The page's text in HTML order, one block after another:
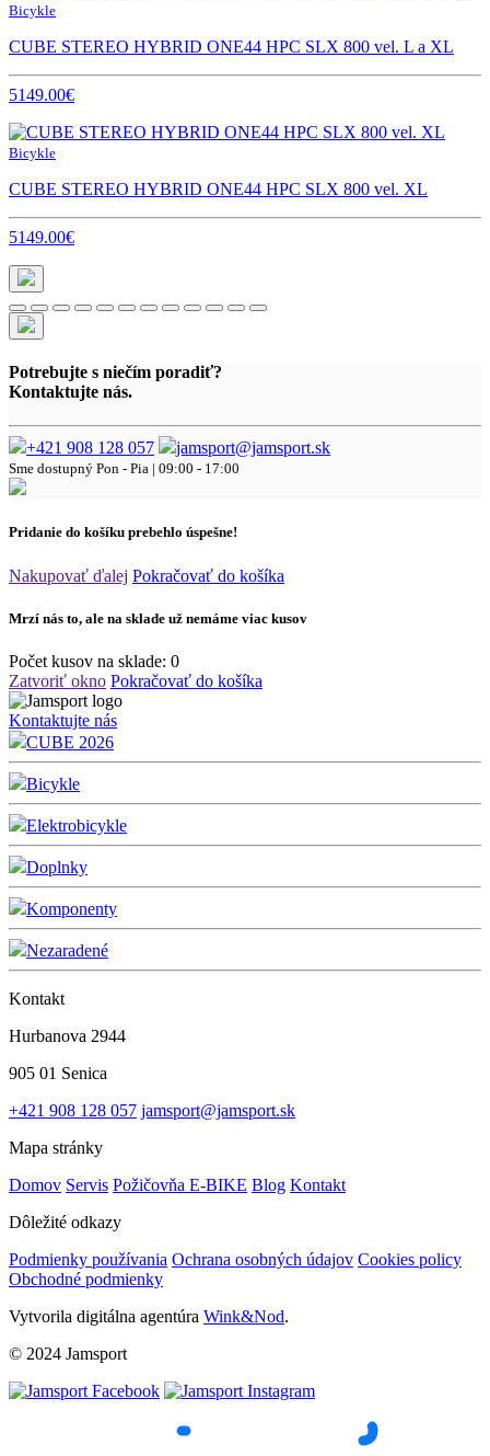
Bicykle
CUBE STEREO HYBRID ONE44 HPC SLX 800 vel. L a XL
5149.00€
Bicykle
CUBE STEREO HYBRID ONE44 HPC SLX 800 vel. XL
5149.00€
Potrebujte s niečím poradiť?
Kontaktujte nás.
+421 908 128 057 jamsport@jamsport.sk
Sme dostupný Pon - Pia | 09:00 - 17:00
Pridanie do košíku prebehlo úspešne!
Nakupovať ďalej Pokračovať do košíka
Mrzí nás to, ale na sklade už nemáme viac kusov
Počet kusov na sklade: 0
Zatvoriť okno Pokračovať do košíka
Kontaktujte nás
CUBE 2026
Bicykle
Elektrobicykle
Doplnky
Komponenty
Nezaradené
Kontakt
Hurbanova 2944
905 01 Senica
+421 908 128 057 jamsport@jamsport.sk
Mapa stránky
Domov Servis Požičovňa E-BIKE Blog Kontakt
Dôležité odkazy
Podmienky používania Ochrana osobných údajov Cookies policy
Obchodné podmienky
Vytvorila digitálna agentúra Wink&Nod.
© 2024 Jamsport